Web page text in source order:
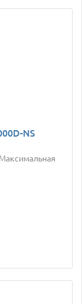
NS
Максимальная